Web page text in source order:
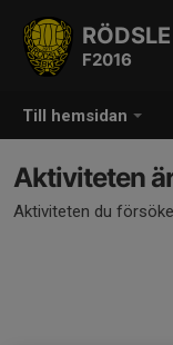
Till hemsidan
F2016
Aktiviteten
Aktiviteten du